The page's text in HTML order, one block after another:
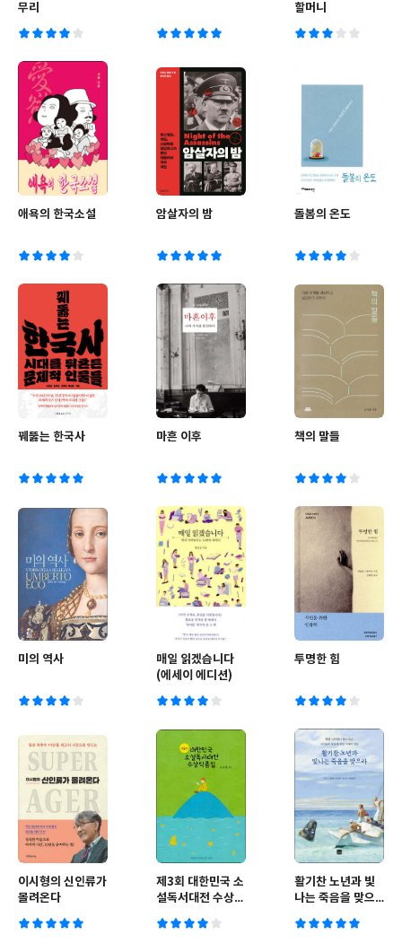
무리
할머니
애욕의 한국소설 암살자의 밤 돌봄의 온도
꿰뚫는 한국사 마흔 이후 책의 말들
미의 역사
매일 읽겠습니다
(에세이 에디션)
투명한 힘
이시형의 신인류가
몰려온다
제3회 대한민국 소
설독서대전 수상작
활기찬 노년과 빛
나는 죽음을 맞으